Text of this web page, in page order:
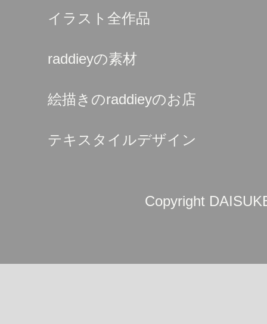
イラスト全作品
raddieyの素材
絵描きのraddieyのお店
テキスタイルデザイン
Copyright